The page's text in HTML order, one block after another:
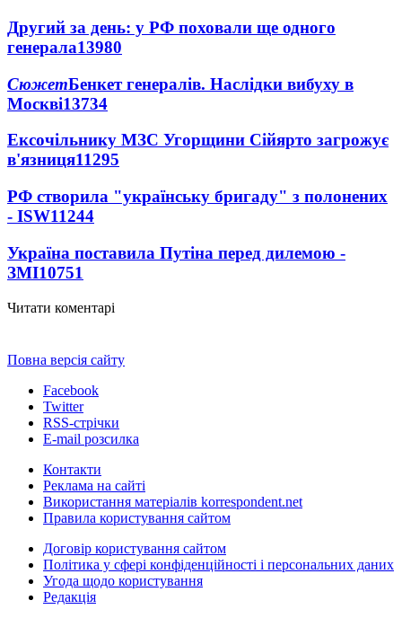
Другий за день: у РФ поховали ще одного
генерала13980
СюжетБенкет генералів. Наслідки вибуху в
Москві13734
Ексочільнику МЗС Угорщини Сійярто загрожує
в'язниця11295
РФ створила "українську бригаду" з полонених
- ISW11244
Україна поставила Путіна перед дилемою -
ЗМІ10751
Читати коментарі
Повна версія сайту
Facebook
Twitter
RSS-стрічки
E-mail розсилка
Контакти
Реклама на сайті
Використання матеріалів korrespondent.net
Правила користування сайтом
Договір користування сайтом
Політика у сфері конфіденційності і персональних даних
Угода щодо користування
Редакція